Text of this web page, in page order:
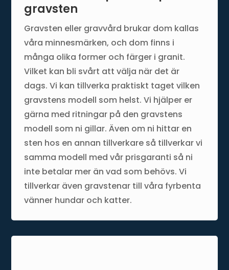
gravsten
Gravsten eller gravvård brukar dom kallas
våra minnesmärken, och dom finns i
många olika former och färger i granit.
Vilket kan bli svårt att välja när det är
dags. Vi kan tillverka praktiskt taget vilken
gravstens modell som helst. Vi hjälper er
gärna med ritningar på den gravstens
modell som ni gillar. Även om ni hittar en
sten hos en annan tillverkare så tillverkar vi
samma modell med vår prisgaranti så ni
inte betalar mer än vad som behövs. Vi
tillverkar även gravstenar till våra fyrbenta
vänner hundar och katter.